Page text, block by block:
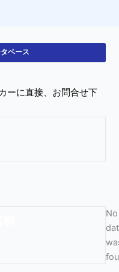
ベース
ーに直接、お問合せ下
No